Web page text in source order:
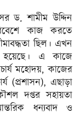
ড. শামীম উদ্দিন
কাজ করতে
ছিল। এখন
হয়েছে। এ কাজে
মহোদয়, কাজের
(প্রশাসন), এছাড়া
দপ্তর সহায়তা
ধন্যবাদ ও